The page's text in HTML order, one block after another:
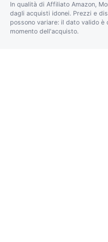
In qualità di Affiliato Amazon,
dagli acquisti idonei. Prezzi e
possono variare: il dato valido è
momento dell'acquisto.